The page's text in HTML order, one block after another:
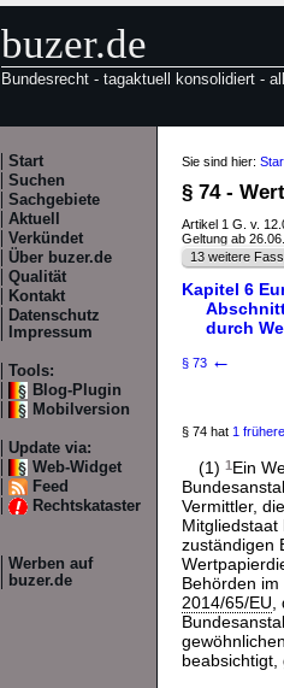
buzer.de
Bundesrecht - tagaktuell konsolidiert -
Start
Suchen
Sachgebiete
Aktuell
Verkündet
Über buzer.de
Qualität
Kontakt
Datenschutz
Impressum
Tools:
Blog-Plugin
Mobilversion
Update via:
Web-Widget
Feed
Rechtskataster
Werben auf
buzer.de
Sie sind hier:
§ 74 -
Artikel 1 G. v.
Geltung ab
13 weitere
Kapitel 6
durch
§ 73 ←
§ 74 hat 1
(1) 1Ein
Vermittler,
zuständigen
Behörden
2014/65/EU
beabsichtigt,